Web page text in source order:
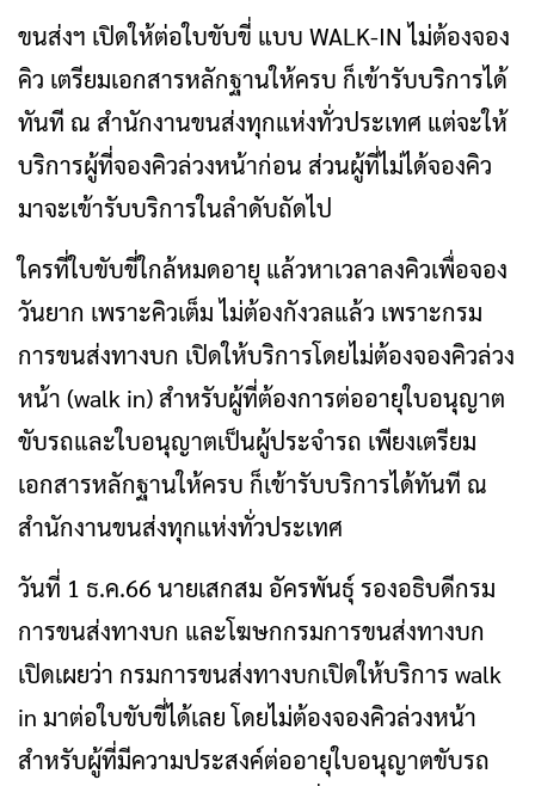
ขนส่งฯ เปิดให้ต่อใบขับขี่ แบบ WALK-IN ไม่ต้องจอง
คิว เตรียมเอกสารหลักฐานให้ครบ ก็เข้ารับบริการได้
ทันที ณ สำนักงานขนส่งทุกแห่งทั่วประเทศ แต่จะให้
บริการผู้ที่จองคิวล่วงหน้าก่อน ส่วนผู้ที่ไม่ได้จองคิว
มาจะเข้ารับบริการในลำดับถัดไป
ใครที่ใบขับขี่ใกล้หมดอายุ แล้วหาเวลาลงคิวเพื่อจอง
วันยาก เพราะคิวเต็ม ไม่ต้องกังวลแล้ว เพราะกรม
การขนส่งทางบก เปิดให้บริการโดยไม่ต้องจองคิวล่วง
หน้า (walk in) สำหรับผู้ที่ต้องการต่ออายุใบอนุญาต
ขับรถและใบอนุญาตเป็นผู้ประจำรถ เพียงเตรียม
เอกสารหลักฐานให้ครบ ก็เข้ารับบริการได้ทันที ณ
สำนักงานขนส่งทุกแห่งทั่วประเทศ
วันที่ 1 ธ.ค.66 นายเสกสม อัครพันธุ์ รองอธิบดีกรม
การขนส่งทางบก และโฆษกกรมการขนส่งทางบก
เปิดเผยว่า กรมการขนส่งทางบกเปิดให้บริการ walk
in มาต่อใบขับขี่ได้เลย โดยไม่ต้องจองคิวล่วงหน้า
สำหรับผู้ที่มีความประสงค์ต่ออายุใบอนุญาตขับรถ